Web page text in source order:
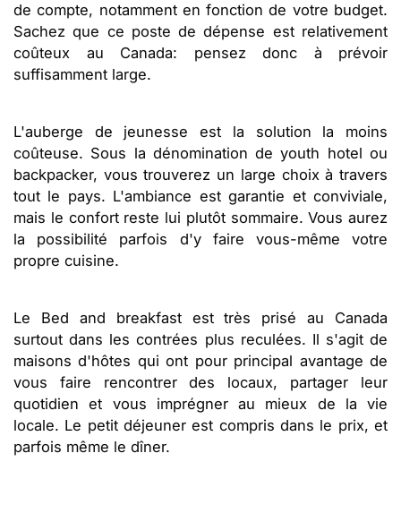
de compte, notamment en fonction de votre budget.
Sachez que ce poste de dépense est relativement
coûteux au Canada: pensez donc à prévoir
suffisamment large.
L'auberge de jeunesse est la solution la moins
coûteuse. Sous la dénomination de youth hotel ou
backpacker, vous trouverez un large choix à travers
tout le pays. L'ambiance est garantie et conviviale,
mais le confort reste lui plutôt sommaire. Vous aurez
la possibilité parfois d'y faire vous-même votre
propre cuisine.
Le Bed and breakfast est très prisé au Canada
surtout dans les contrées plus reculées. Il s'agit de
maisons d'hôtes qui ont pour principal avantage de
vous faire rencontrer des locaux, partager leur
quotidien et vous imprégner au mieux de la vie
locale. Le petit déjeuner est compris dans le prix, et
parfois même le dîner.